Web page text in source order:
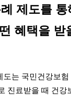
제도를 통
혜택을 받
도는 국민건강보험
진료받을 때 건강